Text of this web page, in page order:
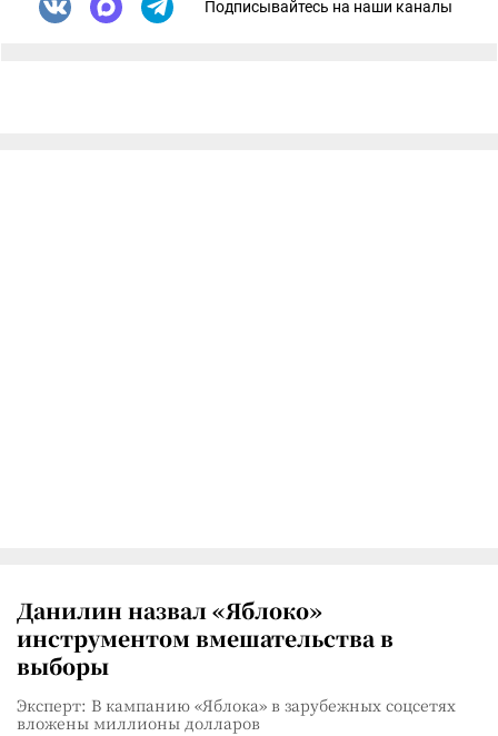
Подписывайтесь на наши каналы
Данилин назвал «Яблоко»
инструментом вмешательства в
выборы
Эксперт: В кампанию «Яблока» в зарубежных соцсетях
вложены миллионы долларов